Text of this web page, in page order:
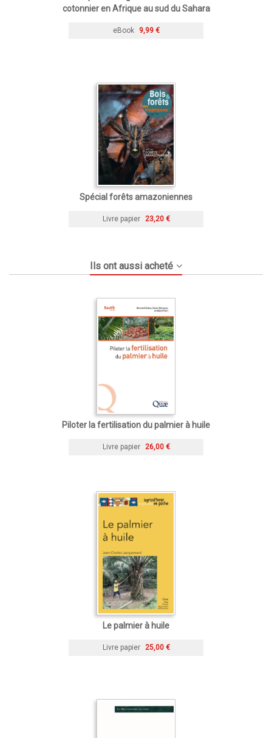
cotonnier en Afrique au sud du Sahara
eBook 9,99 €
Spécial forêts amazoniennes
Livre papier 23,20 €
Ils ont aussi acheté
Piloter la fertilisation du palmier à huile
Livre papier 26,00 €
Le palmier à huile
Livre papier 25,00 €